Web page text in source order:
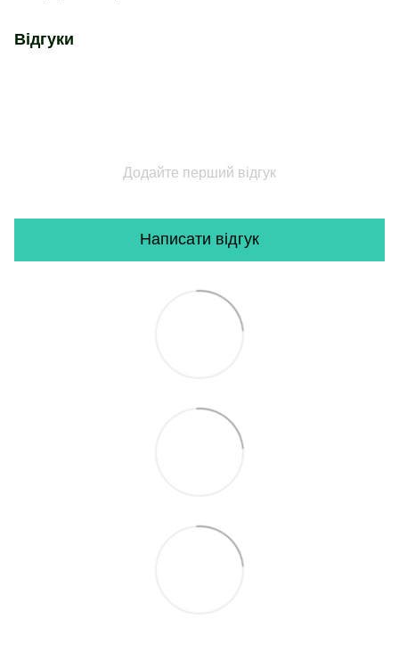
Відгуки
Додайте перший відгук
Написати відгук